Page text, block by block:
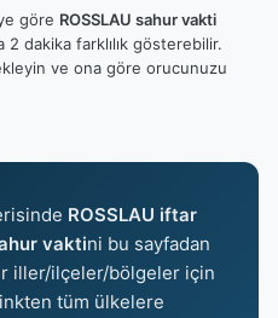
göre ROSSLAU sahur vakti
2 dakika farklılık gösterebilir.
ve ona göre orucunuzu
ROSSLAU iftar
vaktini bu sayfadan
iller/ilçeler/bölgeler için
tüm ülkelere